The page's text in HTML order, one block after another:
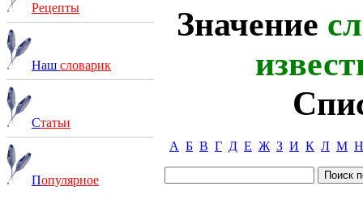
Рецепты
Наш словарик
Статьи
Популярное
Значение
А Б В Г Д Е Ж З И К Л М Н